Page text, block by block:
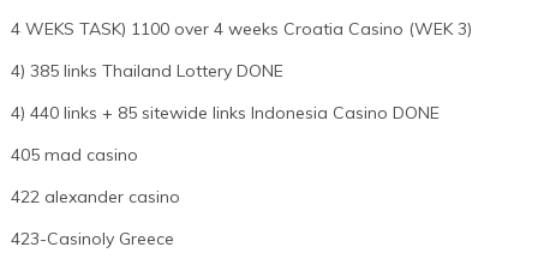
4 WEKS TASK) 1100 over 4 weeks Croatia Casino (WEK 3)
4) 385 links Thailand Lottery DONE
4) 440 links + 85 sitewide links Indonesia Casino DONE
405 mad casino
422 alexander casino
423-Casinoly Greece